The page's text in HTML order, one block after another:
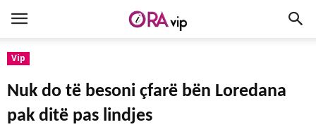
Vip
Nuk do të besoni çfarë bën Loredana
pak ditë pas lindjes